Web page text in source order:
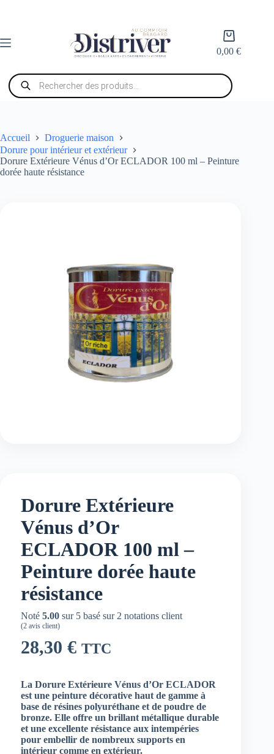
Panier
d’achat
0,00€
Recherche
de
produits
Accueil
Droguerie maison
Dorure pour intérieur et extérieur
Dorure Extérieure Vénus d’Or ECLADOR 100 ml – Peinture
dorée haute résistance
Dorure Extérieure
Vénus d’Or
ECLADOR 100 ml –
Peinture dorée haute
résistance
Noté 5.00 sur 5 basé sur 2 notations client
(2 avis client)
28,30 € TTC
La Dorure Extérieure Vénus d’Or ECLADOR
est une peinture décorative haut de gamme à
base de résines polyuréthane et de poudre de
bronze. Elle offre un brillant métallique durable
et une excellente résistance aux intempéries
pour embellir de nombreux supports en
intérieur comme en extérieur.